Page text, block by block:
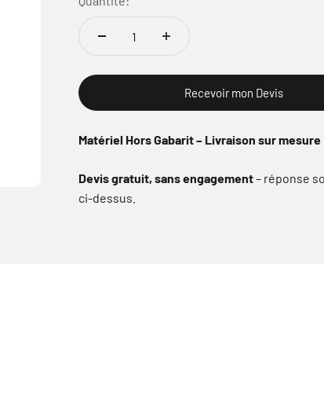
Recevoir mon Devis
Matériel Hors Gabarit – Livraison sur mesure
Devis gratuit, sans engagement– réponse
ci-dessus.